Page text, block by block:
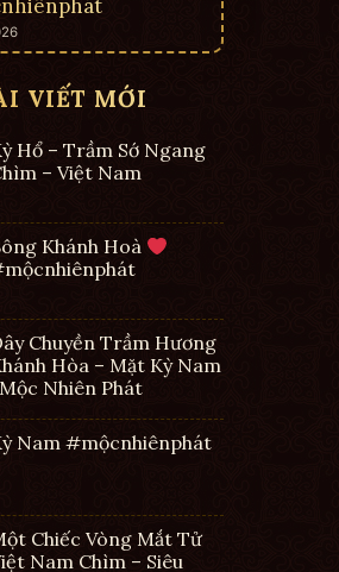
VIẾT MỚI
Hổ – Trầm Sớ Ngang
– Việt Nam
Khánh Hoà
Chuyền Trầm Hương
Hòa – Mặt Kỳ Nam
Nhiên Phát
Nam #mộcnhiênphát
Chiếc Vòng Mắt Tử
Nam Chìm – Siêu